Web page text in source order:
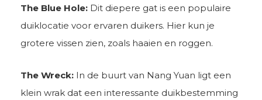
The Blue Hole: Dit diepere gat is een populaire
duiklocatie voor ervaren duikers. Hier kun je
grotere vissen zien, zoals haaien en roggen.
The Wreck: In de buurt van Nang Yuan ligt een
klein wrak dat een interessante duikbestemming